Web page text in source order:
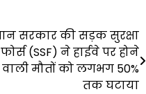
सरकार की सड़क सुरक्षा
फोर्स (SSF) ने हाईवे पर होने
वाली मौतों को लगभग 50%
तक घटाया